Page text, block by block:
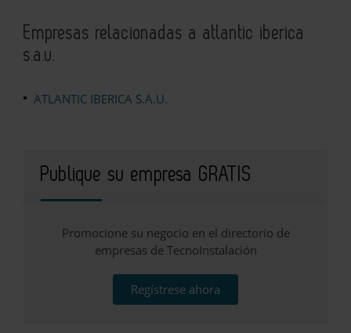
Empresas relacionadas a atlantic iberica
s.a.u.
ATLANTIC IBERICA S.A.U.
Publique su empresa GRATIS
Promocione su negocio en el directorio de
empresas de TecnoInstalación
Regístrese ahora